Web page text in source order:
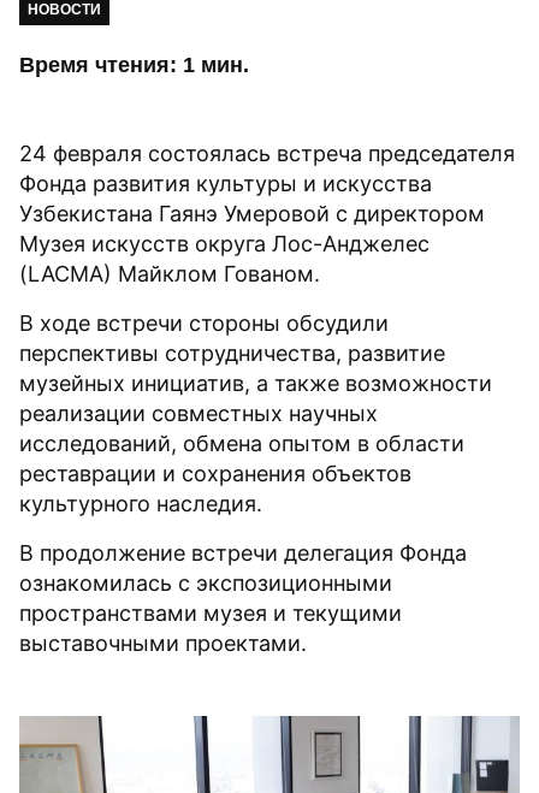
НОВОСТИ
Время чтения: 1 мин.
24 февраля состоялась встреча председателя
Фонда развития культуры и искусства
Узбекистана Гаянэ Умеровой с директором
Музея искусств округа Лос-Анджелес
(LACMA) Майклом Гованом.
В ходе встречи стороны обсудили
перспективы сотрудничества, развитие
музейных инициатив, а также возможности
реализации совместных научных
исследований, обмена опытом в области
реставрации и сохранения объектов
культурного наследия.
В продолжение встречи делегация Фонда
ознакомилась с экспозиционными
пространствами музея и текущими
выставочными проектами.